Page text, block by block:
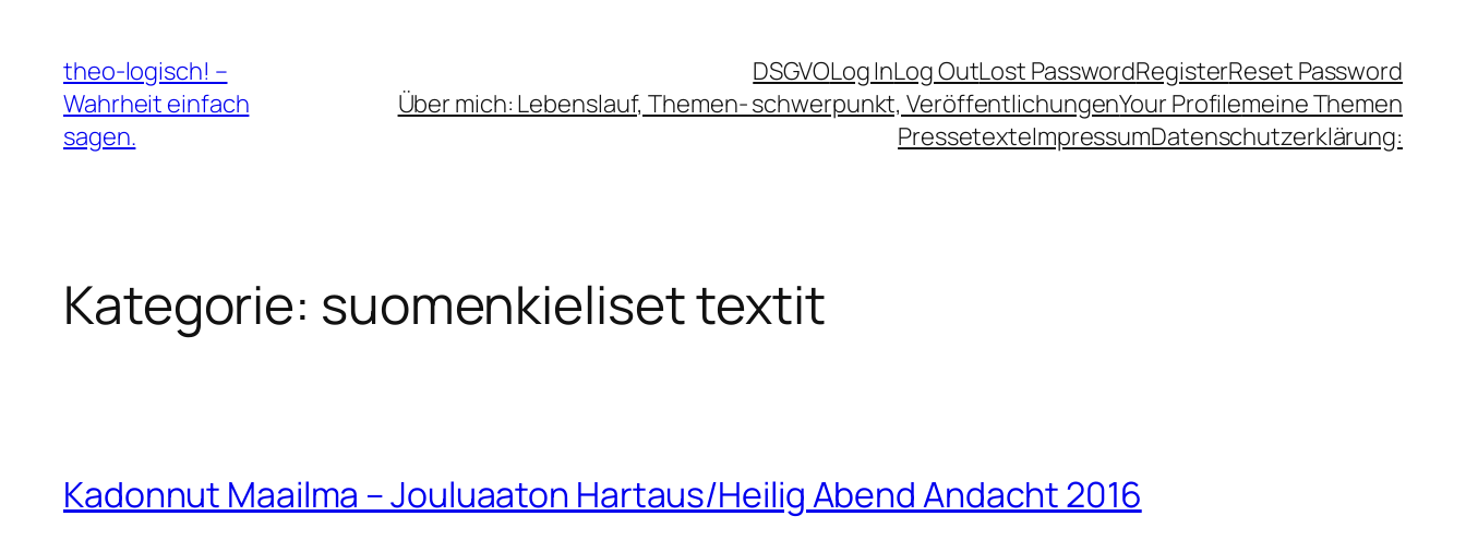
Inhalt
springen
theo-logisch! –
Wahrheit einfach
sagen.
DSGVOLog InLog OutLost PasswordRegisterReset Password
Über mich: Lebenslauf, Themen- schwerpunkt, VeröffentlichungenYour Profilemeine Themen
PressetexteImpressumDatenschutzerklärung:
Kategorie: suomenkieliset textit
Kadonnut Maailma – Jouluaaton Hartaus/Heilig Abend Andacht 2016